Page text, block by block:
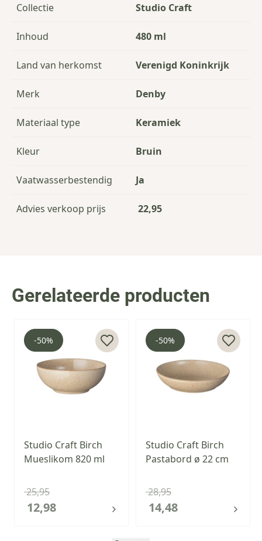
Collectie Studio Craft
Inhoud 480 ml
Land van herkomst Verenigd Koninkrijk
Merk Denby
Materiaal type Keramiek
Kleur Bruin
Vaatwasserbestendig Ja
Advies verkoop prijs 22,95
Gerelateerde producten
-50%
Studio Craft Birch
Mueslikom 820 ml
12,98
25,95
-50%
Studio Craft Birch
Pastabord ø 22 cm
14,48
28,95